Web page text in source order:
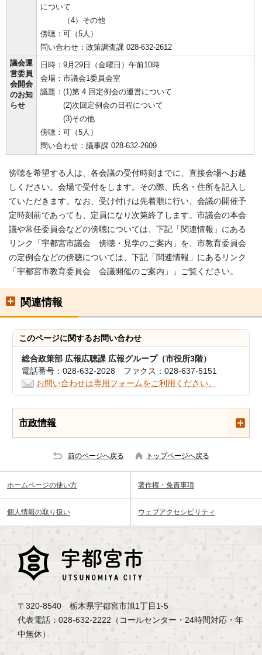
について
（4）その他
傍聴：可（5人）
問い合わせ：政策調査課 028-632-2612
議会運
営委員
会開会
のお知
らせ
日時：9月29日（金曜日）午前10時
会場：市議会1委員会室
議題：(1)第 4 回定例会の運営について
(2)次回定例会の日程について
(3)その他
傍聴：可（5人）
問い合わせ：議事課 028-632-2609
傍聴を希望する人は、各会議の受付時刻までに、直接会場へお越
しください。会場で受付をします。その際、氏名・住所を記入し
ていただきます。なお、受け付けは先着順に行い、会議の開催予
定時刻前であっても、定員になり次第終了します。市議会の本会
議や常任委員会などの傍聴については、下記「関連情報」にある
リンク「宇都宮市議会 傍聴・見学のご案内」を、市教育委員会
の定例会などの傍聴については、下記「関連情報」にあるリンク
「宇都宮市教育委員会 会議開催のご案内」」ご覧ください。
関連情報
このページに関するお問い合わせ
総合政策部 広報広聴課 広報グループ（市役所3階）
電話番号：028-632-2028 ファクス：028-637-5151
お問い合わせは専用フォームをご利用ください。
市政情報
前のページへ戻る トップページへ戻る
ホームページの使い方 著作権・免責事項
個人情報の取り扱い ウェブアクセシビリティ
〒320-8540 栃木県宇都宮市旭1丁目1-5
代表電話：028-632-2222（コールセンター・24時間対応・年
中無休）